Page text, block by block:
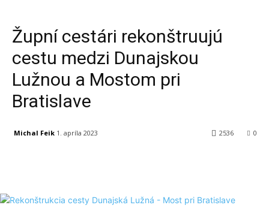
Župní cestári rekonštruujú
cestu medzi Dunajskou
Lužnou a Mostom pri
Bratislave
Michal Feik 1. apríla 2023 0
2536